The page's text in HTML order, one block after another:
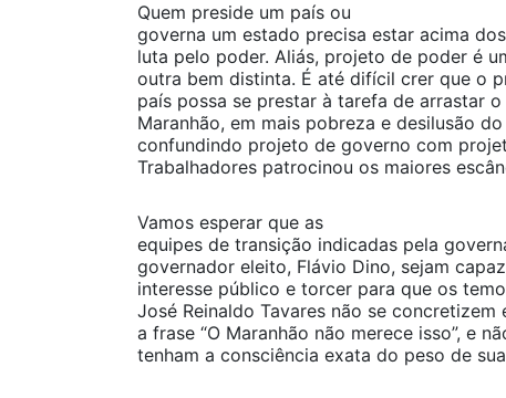
Quem preside um país ou
governa um estado precisa estar acima
luta pelo poder. Aliás, projeto de poder é
outra bem distinta. É até difícil crer que o
país possa se prestar à tarefa de arrastar
Maranhão, em mais pobreza e desilusão
confundindo projeto de governo com
Trabalhadores patrocinou os maiores
Vamos esperar que as
equipes de transição indicadas pela
governador eleito, Flávio Dino, sejam
interesse público e torcer para que os
José Reinaldo Tavares não se
a frase “O Maranhão não merece isso”, e
tenham a consciência exata do peso de